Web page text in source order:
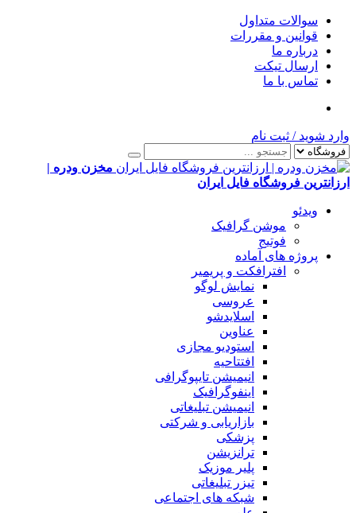
سوالات متداول
قوانین و مقررات
درباره ما
ارسال تیکت
تماس با ما
وارد شوید / ثبت نام
مخزن ودره |
ارزانترین فروشگاه فایل ایران
ویدئو
موشن گرافیک
فوتیج
پروژه های آماده
افترافکت و پریمیر
نمایش لوگو
عروسی
اسلایدشو
عناوین
استودیو مجازی
افتتاحیه
انیمیشن تایپوگرافی
اینفوگرافیک
انیمیشن تبلیغاتی
بازاریابی و شرکتی
پزشکی
ترانزیشن
پلیر موزیک
تیزر تبلیغاتی
شبکه های اجتماعی